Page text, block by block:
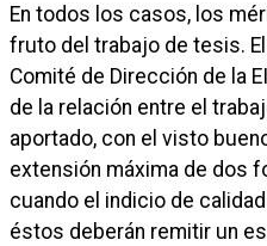
En todos los casos, los
fruto del trabajo de tesis.
Comité de Dirección de la
de la relación entre el
aportado, con el visto
extensión máxima de dos
cuando el indicio de
éstos deberán remitir un